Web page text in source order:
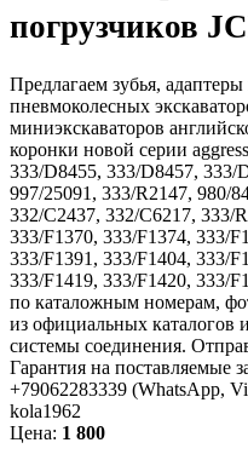
погрузчиков
Предлагаем зубья,
пневмоколесных
миниэкскаваторов
коронки новой серии
333/D8455, 333/D8457, 333/
997/25091, 333/R2147, 980/
332/C2437, 332/C6217, 333/
333/F1370, 333/F1374, 333/
333/F1391, 333/F1404, 333/
333/F1419, 333/F1420, 333/
по каталожным номерам,
из официальных каталогов
системы соединения.
Гарантия на поставляемые
+79062283339 (WhatsApp,
kola1962
Цена: 1 800